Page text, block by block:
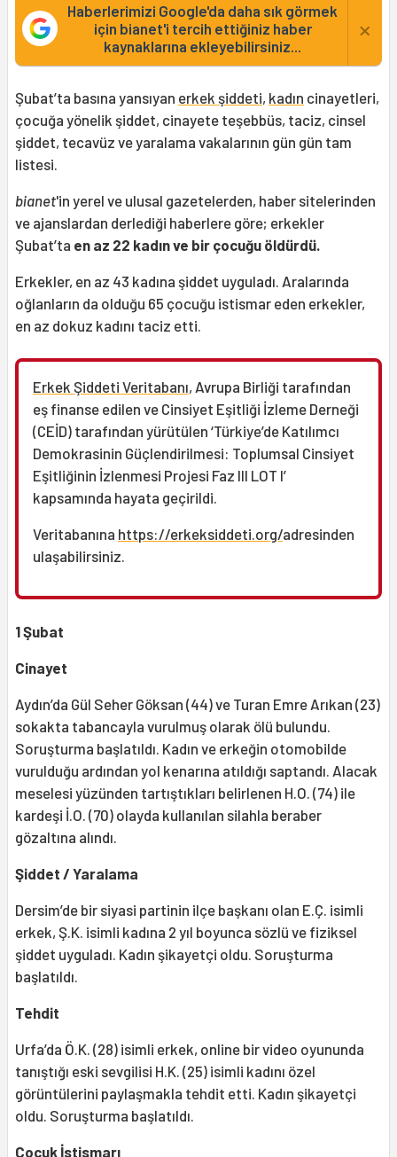
Haberlerimizi Google'da daha sık görmek
için bianet'i tercih ettiğiniz haber
kaynaklarına ekleyebilirsiniz...
×
Şubat’ta basına yansıyan erkek şiddeti, kadın cinayetleri,
çocuğa yönelik şiddet, cinayete teşebbüs, taciz, cinsel
şiddet, tecavüz ve yaralama vakalarının gün gün tam
listesi.
bianet'in yerel ve ulusal gazetelerden, haber sitelerinden
ve ajanslardan derlediği haberlere göre; erkekler
Şubat’ta en az 22 kadın ve bir çocuğu öldürdü.
Erkekler, en az 43 kadına şiddet uyguladı. Aralarında
oğlanların da olduğu 65 çocuğu istismar eden erkekler,
en az dokuz kadını taciz etti.
Erkek Şiddeti Veritabanı, Avrupa Birliği tarafından
eş finanse edilen ve Cinsiyet Eşitliği İzleme Derneği
(CEİD) tarafından yürütülen ‘Türkiye’de Katılımcı
Demokrasinin Güçlendirilmesi: Toplumsal Cinsiyet
Eşitliğinin İzlenmesi Projesi Faz III LOT I’
kapsamında hayata geçirildi.
Veritabanına https://erkeksiddeti.org/adresinden
ulaşabilirsiniz.
1 Şubat
Cinayet
Aydın’da Gül Seher Göksan (44) ve Turan Emre Arıkan (23)
sokakta tabancayla vurulmuş olarak ölü bulundu.
Soruşturma başlatıldı. Kadın ve erkeğin otomobilde
vurulduğu ardından yol kenarına atıldığı saptandı. Alacak
meselesi yüzünden tartıştıkları belirlenen H.O. (74) ile
kardeşi İ.O. (70) olayda kullanılan silahla beraber
gözaltına alındı.
Şiddet / Yaralama
Dersim’de bir siyasi partinin ilçe başkanı olan E.Ç. isimli
erkek, Ş.K. isimli kadına 2 yıl boyunca sözlü ve fiziksel
şiddet uyguladı. Kadın şikayetçi oldu. Soruşturma
başlatıldı.
Tehdit
Urfa’da Ö.K. (28) isimli erkek, online bir video oyununda
tanıştığı eski sevgilisi H.K. (25) isimli kadını özel
görüntülerini paylaşmakla tehdit etti. Kadın şikayetçi
oldu. Soruşturma başlatıldı.
Çocuk İstismarı